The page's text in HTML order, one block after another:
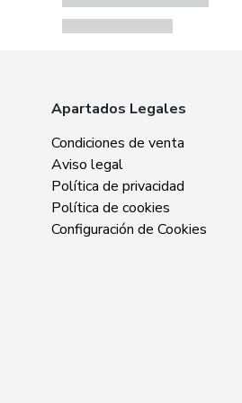
Zabba Area
15707 Santiago
Sin especificar
Apartados Legales
Condiciones de venta
Aviso legal
Política de privacidad
Política de cookies
Configuración de Cookies